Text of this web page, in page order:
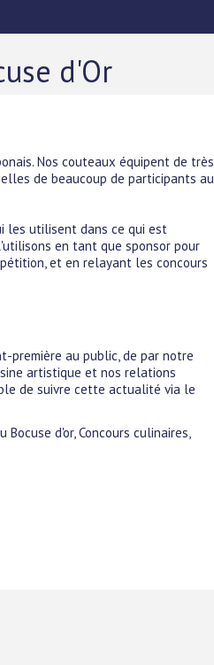
d'Or
Nos couteaux équipent de très
de beaucoup de participants au
les utilisent dans ce qui est
en tant que sponsor pour
et en relayant les concours
première au public, de par notre
artistique et nos relations
de suivre cette actualité via le
d'or, Concours culinaires,